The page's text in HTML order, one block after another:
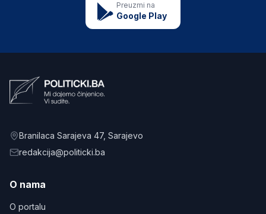
Preuzmi na
Google Play
Branilaca Sarajeva 47, Sarajevo
redakcija@politicki.ba
O nama
O portalu